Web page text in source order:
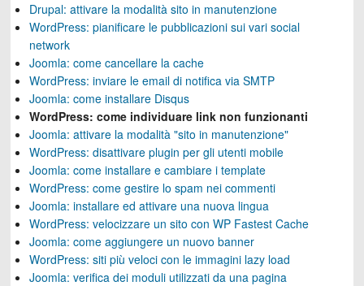
Drupal: attivare la modalità sito in manutenzione
WordPress: pianificare le pubblicazioni sui vari social
network
Joomla: come cancellare la cache
WordPress: inviare le email di notifica via SMTP
Joomla: come installare Disqus
WordPress: come individuare link non funzionanti
Joomla: attivare la modalità "sito in manutenzione"
WordPress: disattivare plugin per gli utenti mobile
Joomla: come installare e cambiare i template
WordPress: come gestire lo spam nei commenti
Joomla: installare ed attivare una nuova lingua
WordPress: velocizzare un sito con WP Fastest Cache
Joomla: come aggiungere un nuovo banner
WordPress: siti più veloci con le immagini lazy load
Joomla: verifica dei moduli utilizzati da una pagina